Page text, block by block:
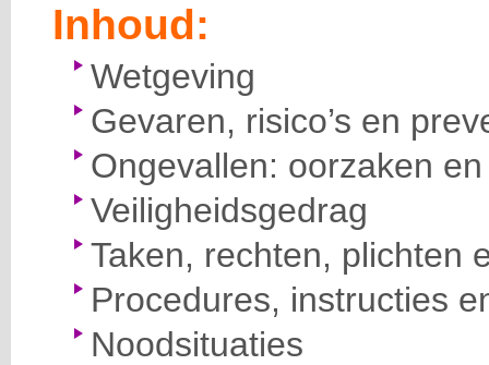
Inhoud:
Wetgeving
Gevaren, risico’s en
Ongevallen: oorzaken
Veiligheidsgedrag
Taken, rechten, plichten
Procedures, instructies
Noodsituaties